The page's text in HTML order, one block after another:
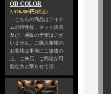
OD COLOR
7,576,800円(税込)
・こちらの商品はアイテ
ムの特性故、ネット販売
及び、通販の予定はござ
いません。ご購入希望の
お客様は事前にご連絡の
上、ご来店、ご商談が可
能な方と限らせて頂…